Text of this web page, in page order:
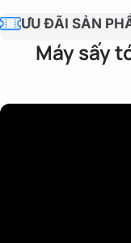
ƯU ĐÃI SẢN
Máy sấy